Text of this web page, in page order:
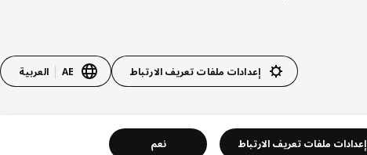
إعدادات ملفات تعريف الارتباط AE العربية
إعدادات ملفات تعريف الارتباط نعم